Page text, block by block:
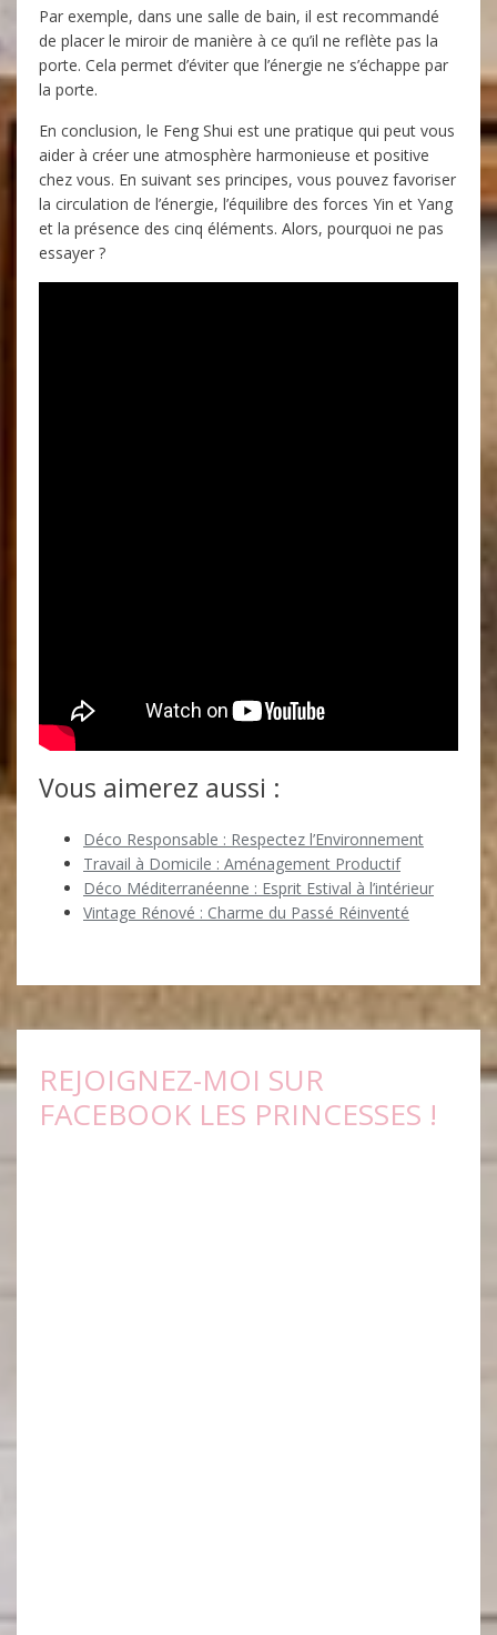
Par exemple, dans une salle de bain, il est recommandé
de placer le miroir de manière à ce qu’il ne reflète pas la
porte. Cela permet d’éviter que l’énergie ne s’échappe par
la porte.
En conclusion, le Feng Shui est une pratique qui peut vous
aider à créer une atmosphère harmonieuse et positive
chez vous. En suivant ses principes, vous pouvez favoriser
la circulation de l’énergie, l’équilibre des forces Yin et Yang
et la présence des cinq éléments. Alors, pourquoi ne pas
essayer ?
Vous aimerez aussi :
Déco Responsable : Respectez l’Environnement
Travail à Domicile : Aménagement Productif
Déco Méditerranéenne : Esprit Estival à l’intérieur
Vintage Rénové : Charme du Passé Réinventé
REJOIGNEZ-MOI SUR
FACEBOOK LES PRINCESSES !